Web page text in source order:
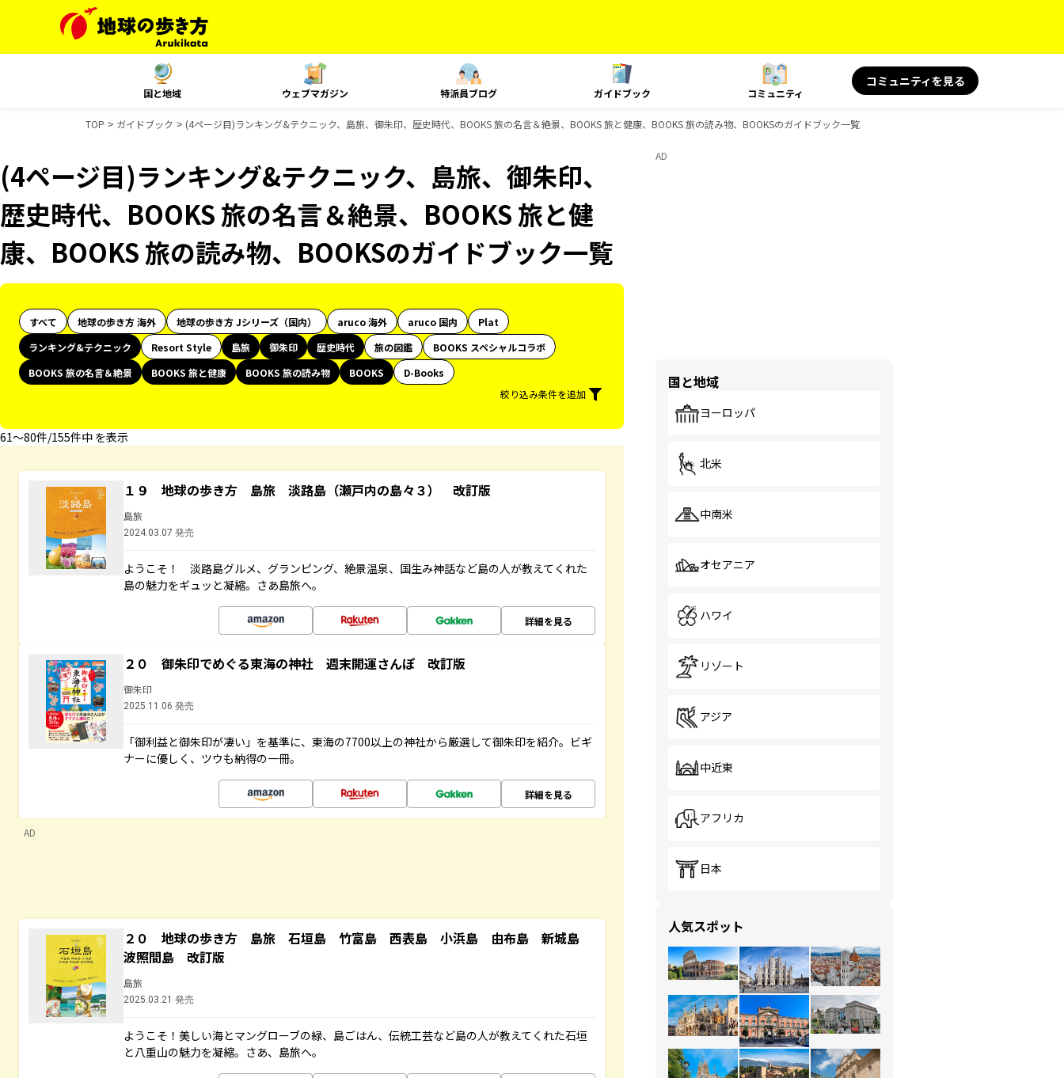
国と地域 ウェブマガジン 特派員ブログ ガイドブック コミュニティ
コミュニティを見る
TOP ガイドブック (4ページ目)ランキング&テクニック、島旅、御朱印、歴史時代、BOOKS 旅の名言＆絶景、BOOKS 旅と健康、BOOKS 旅の読み物、BOOKSのガイドブック一覧
(4ページ目)ランキング&テクニック、島旅、御朱印、
歴史時代、BOOKS 旅の名言＆絶景、BOOKS 旅と健
康、BOOKS 旅の読み物、BOOKSのガイドブック一覧
すべて 地球の歩き方 海外 地球の歩き方 Jシリーズ（国内） aruco 海外 aruco 国内
Plat
ランキング&テクニック
Resort Style 島旅 御朱印 歴史時代 旅の図鑑
BOOKS スペシャルコラボ
BOOKS 旅の名言＆絶景
BOOKS 旅と健康 BOOKS 旅の読み物 BOOKS
D-Books
絞り込み条件を追加
61〜80件/155件中 を表示
１９ 地球の歩き方 島旅 淡路島（瀬戸内の島々３） 改訂版
島旅
2024.03.07 発売
ようこそ！ 淡路島グルメ、グランピング、絶景温泉、国生み神話など島の人が教えてくれた
島の魅力をギュッと凝縮。さあ島旅へ。
詳細を見る
２０ 御朱印でめぐる東海の神社 週末開運さんぽ 改訂版
御朱印
2025.11.06 発売
「御利益と御朱印が凄い」を基準に、東海の7700以上の神社から厳選して御朱印を紹介。ビギ
ナーに優しく、ツウも納得の一冊。
詳細を見る
AD
２０ 地球の歩き方 島旅 石垣島 竹富島 西表島 小浜島 由布島 新城島
波照間島 改訂版
島旅
2025.03.21 発売
ようこそ！美しい海とマングローブの緑、島ごはん、伝統工芸など島の人が教えてくれた石垣
と八重山の魅力を凝縮。さあ、島旅へ。
AD
国と地域
ヨーロッパ
北米
中南米
オセアニア
ハワイ
リゾート
アジア
中近東
アフリカ
日本
人気スポット